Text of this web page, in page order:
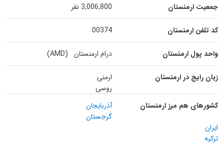
جمعیت ارمنستان 3,006,800 نفر
کد تلفن ارمنستان 00374
واحد پول ارمنستان درام ارمنستان (AMD)
زبان رایج در ارمنستان
ارمنی
روسی
کشورهای هم مرز ارمنستان
آذربایجان
گرجستان
ایران
ترکیه